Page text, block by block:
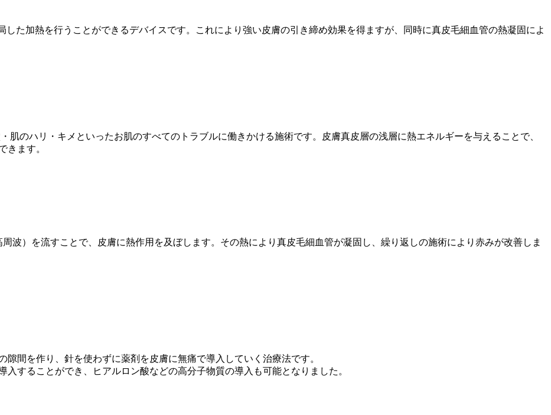
した加熱を行うことができるデバイスです。これにより強い皮膚の引き締め効果を得ますが、同時に真皮毛細血管の熱凝固によ
肌のハリ・キメといったお肌のすべてのトラブルに働きかける施術です。皮膚真皮層の浅層に熱エネルギーを与えることで、
きます。
波）を流すことで、皮膚に熱作用を及ぼします。その熱により真皮毛細血管が凝固し、繰り返しの施術により赤みが改善しま
間を作り、針を使わずに薬剤を皮膚に無痛で導入していく治療法です。
することができ、ヒアルロン酸などの高分子物質の導入も可能となりました。